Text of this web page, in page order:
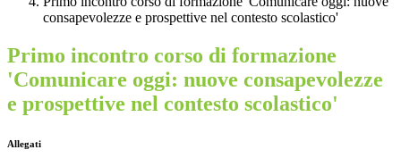
consapevolezze e prospettive nel contesto scolastico'
Primo incontro corso di formazione
'Comunicare oggi: nuove consapevolezze
e prospettive nel contesto scolastico'
Allegati